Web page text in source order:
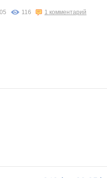
116 1 комментарий